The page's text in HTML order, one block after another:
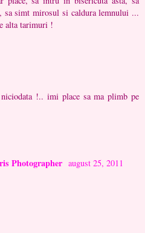
sa simt mirosul si caldura lemnului ...
alta tarimuri !
!.. imi place sa ma plimb pe
Photographer august 25, 2011